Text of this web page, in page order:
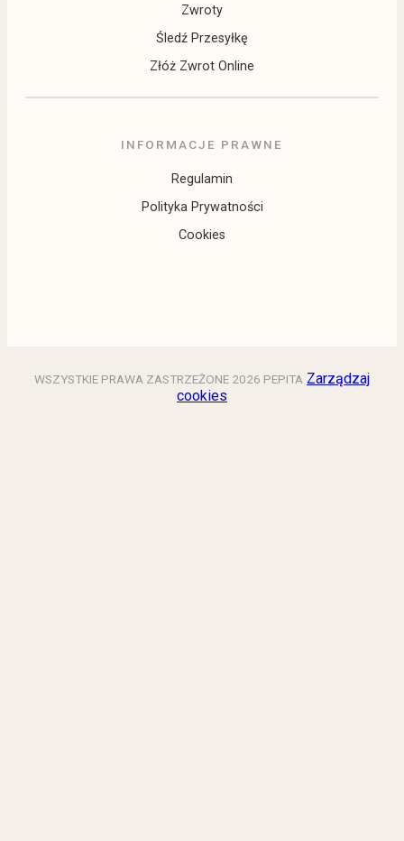
Zwroty
Śledź Przesyłkę
Złóż Zwrot Online
INFORMACJE PRAWNE
Regulamin
Polityka Prywatności
Cookies
WSZYSTKIE PRAWA ZASTRZEŻONE 2026 PEPITA Zarządzaj
cookies